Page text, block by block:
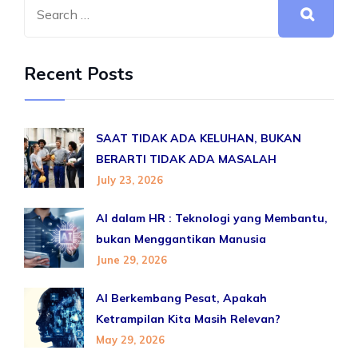
Recent Posts
SAAT TIDAK ADA KELUHAN, BUKAN
BERARTI TIDAK ADA MASALAH
July 23, 2026
AI dalam HR : Teknologi yang Membantu,
bukan Menggantikan Manusia
June 29, 2026
AI Berkembang Pesat, Apakah
Ketrampilan Kita Masih Relevan?
May 29, 2026